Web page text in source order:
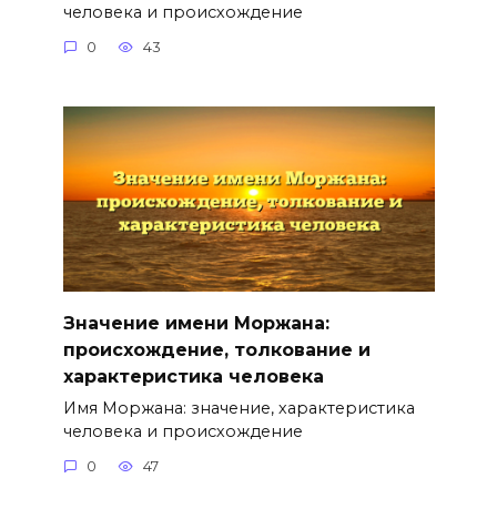
человека и происхождение
0 43
Значение имени Моржана:
происхождение, толкование и
характеристика человека
Имя Моржана: значение, характеристика
человека и происхождение
0 47